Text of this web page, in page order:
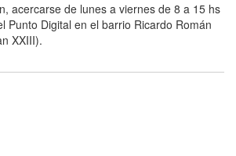
acercarse de lunes a viernes de 8 a 15 hs
Punto Digital en el barrio Ricardo Román
XXIII).